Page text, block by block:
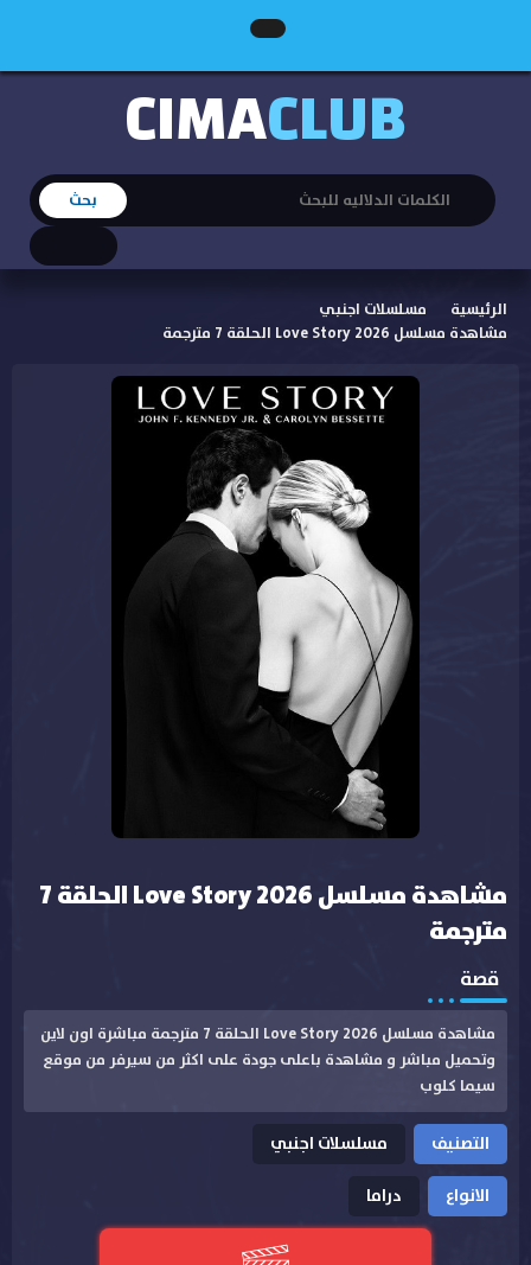
CIMACLUB
الرئيسية
مسلسلات اجنبي
مشاهدة مسلسل Love Story 2026 الحلقة 7 مترجمة
مشاهدة مسلسل Love Story 2026 الحلقة 7
مترجمة
قصة
مشاهدة مسلسل Love Story 2026 الحلقة 7 مترجمة مباشرة اون لاين
وتحميل مباشر و مشاهدة باعلى جودة على اكثر من سيرفر من موقع
سيما كلوب
التصنيف
مسلسلات اجنبي
الانواع
دراما